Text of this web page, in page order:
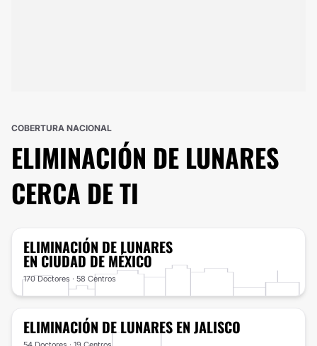
COBERTURA NACIONAL
ELIMINACIÓN DE LUNARES
CERCA DE TI
ELIMINACIÓN DE LUNARES
EN CIUDAD DE MÉXICO
170 Doctores · 58 Centros
ELIMINACIÓN DE LUNARES EN JALISCO